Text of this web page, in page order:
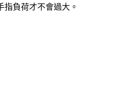
負荷才不會過大。